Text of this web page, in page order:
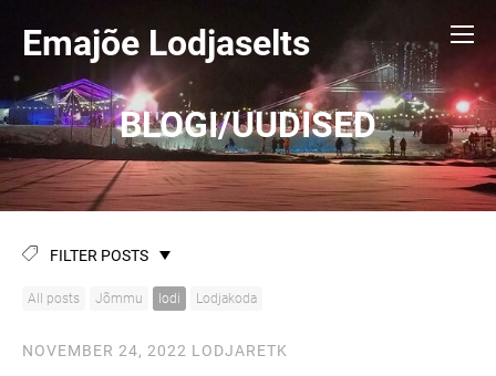
Emajõe Lodjaselts
BLOGI/UUDISED
FILTER POSTS
All posts Jõmmu lodi Lodjakoda
NOVEMBER 24, 2022 LODJARETK